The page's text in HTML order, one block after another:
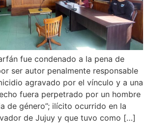
fue condenado a la pena de
ser autor penalmente responsable
agravado por el vínculo y a una
fuera perpetrado por un hombre
de género”; ilícito ocurrido en la
de Jujuy y que tuvo como […]